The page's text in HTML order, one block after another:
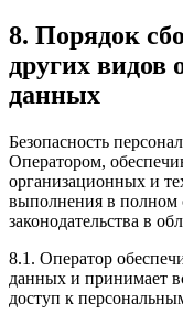
8. Порядок
других видов
данных
Безопасность
Оператором,
организационных и
выполнения в полном
законодательства в
8.1. Оператор
данных и принимает
доступ к